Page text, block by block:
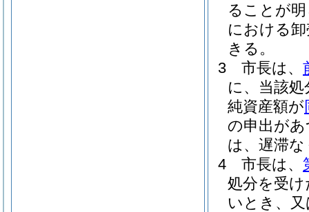
ることが
における
きる。
3
市長は、
に、当該
純資産額が
の申出が
は、遅滞
4
市長は、
処分を受
いとき、